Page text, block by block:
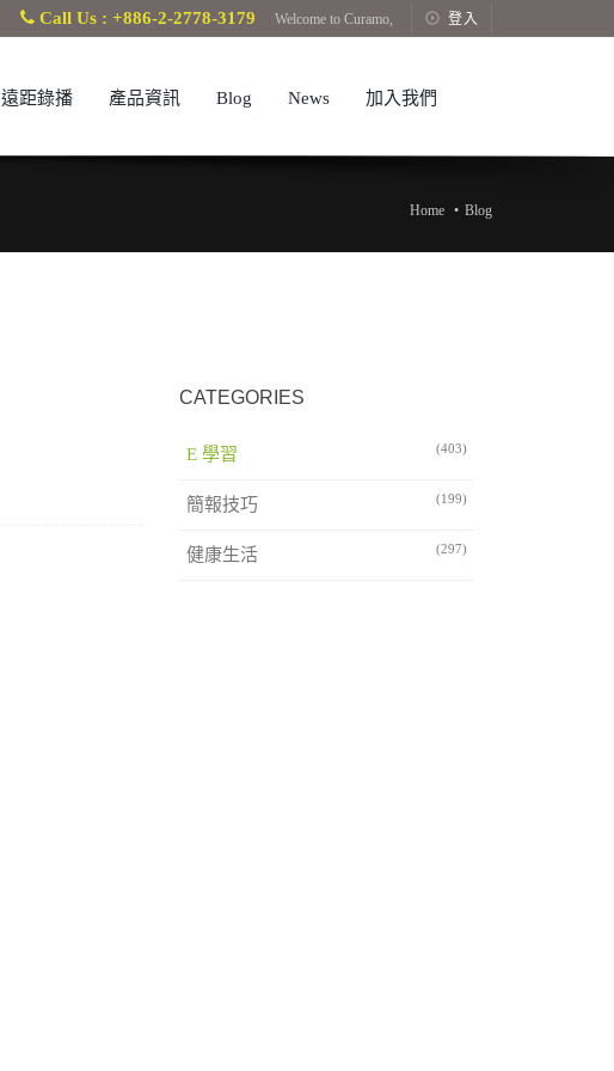
Call Us : +886-2-2778-3179 Welcome to Curamo, 登入
遠距錄播 產品資訊 Blog News 加入我們
Home Blog
CATEGORIES
(403)
E 學習
(199)
簡報技巧
(297)
健康生活